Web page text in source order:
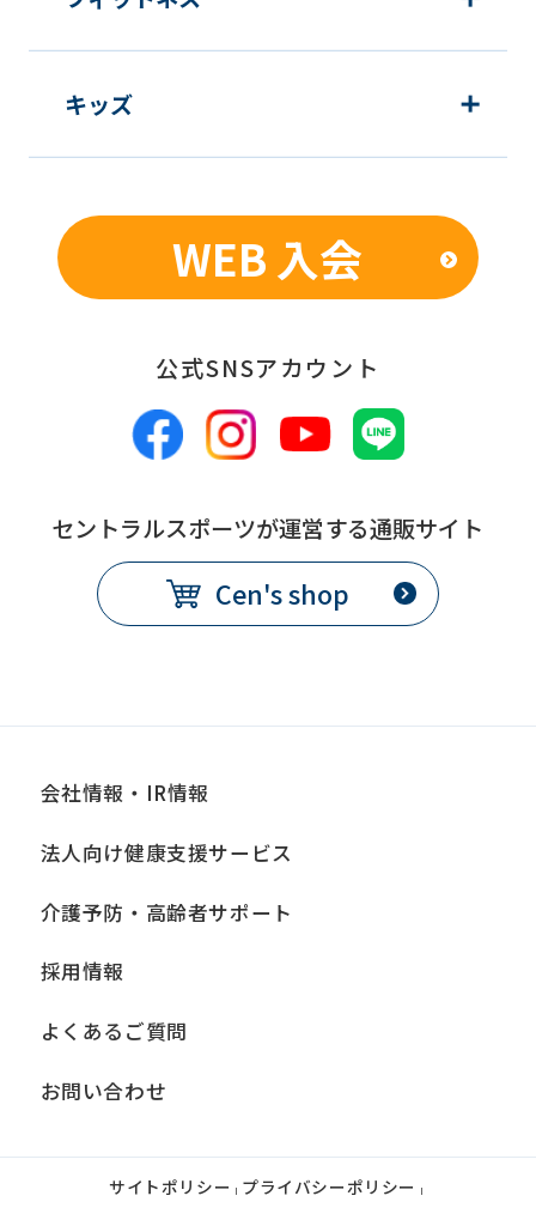
キッズ
WEB 入会
公式SNSアカウント
セントラルスポーツが運営する通販サイト
Cen's shop
会社情報・IR情報
法人向け健康支援サービス
介護予防・高齢者サポート
採用情報
よくあるご質問
お問い合わせ
サイトポリシー | プライバシーポリシー |